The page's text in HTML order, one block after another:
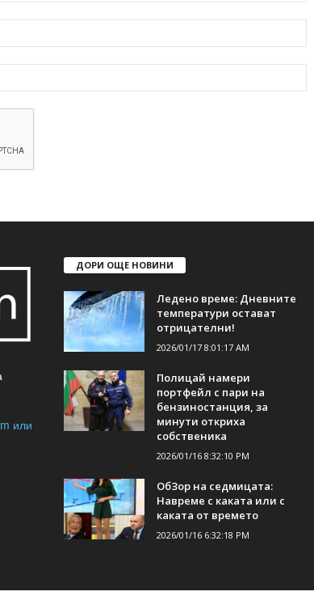
или
ДОРИ ОЩЕ НОВИНИ
Ледено време: Дневните
температури остават
отрицателни!
2026/01/17 8:01:17 AM
Полицай намери
портфейл с пари на
бензиностанция, за
минути откриха
собственика
2026/01/16 8:32:10 PM
ОбЗор на седмицата:
Навреме с каката или с
каката от времето
2026/01/16 6:32:18 PM